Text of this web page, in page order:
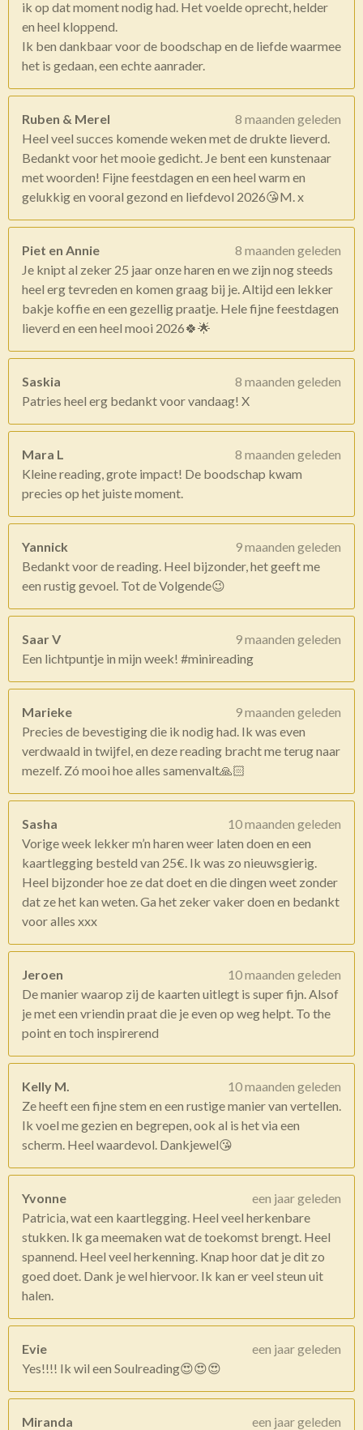
ik op dat moment nodig had. Het voelde oprecht, helder
en heel kloppend.
Ik ben dankbaar voor de boodschap en de liefde waarmee
het is gedaan, een echte aanrader.
Ruben & Merel
8 maanden geleden
Heel veel succes komende weken met de drukte lieverd.
Bedankt voor het mooie gedicht. Je bent een kunstenaar
met woorden! Fijne feestdagen en een heel warm en
gelukkig en vooral gezond en liefdevol 2026😘M. x
Piet en Annie
8 maanden geleden
Je knipt al zeker 25 jaar onze haren en we zijn nog steeds
heel erg tevreden en komen graag bij je. Altijd een lekker
bakje koffie en een gezellig praatje. Hele fijne feestdagen
lieverd en een heel mooi 2026🍀🌟
Saskia
8 maanden geleden
Patries heel erg bedankt voor vandaag! X
Mara L
8 maanden geleden
Kleine reading, grote impact! De boodschap kwam
precies op het juiste moment.
Yannick
9 maanden geleden
Bedankt voor de reading. Heel bijzonder, het geeft me
een rustig gevoel. Tot de Volgende😉
Saar V
9 maanden geleden
Een lichtpuntje in mijn week! #minireading
Marieke
9 maanden geleden
Precies de bevestiging die ik nodig had. Ik was even
verdwaald in twijfel, en deze reading bracht me terug naar
mezelf. Zó mooi hoe alles samenvalt🙏🏻
Sasha
10 maanden geleden
Vorige week lekker m’n haren weer laten doen en een
kaartlegging besteld van 25€. Ik was zo nieuwsgierig.
Heel bijzonder hoe ze dat doet en die dingen weet zonder
dat ze het kan weten. Ga het zeker vaker doen en bedankt
voor alles xxx
Jeroen
10 maanden geleden
De manier waarop zij de kaarten uitlegt is super fijn. Alsof
je met een vriendin praat die je even op weg helpt. To the
point en toch inspirerend
Kelly M.
10 maanden geleden
Ze heeft een fijne stem en een rustige manier van vertellen.
Ik voel me gezien en begrepen, ook al is het via een
scherm. Heel waardevol. Dankjewel😘
Yvonne
een jaar geleden
Patricia, wat een kaartlegging. Heel veel herkenbare
stukken. Ik ga meemaken wat de toekomst brengt. Heel
spannend. Heel veel herkenning. Knap hoor dat je dit zo
goed doet. Dank je wel hiervoor. Ik kan er veel steun uit
halen.
Evie
een jaar geleden
Yes!!!! Ik wil een Soulreading😍😍😍
Miranda
een jaar geleden